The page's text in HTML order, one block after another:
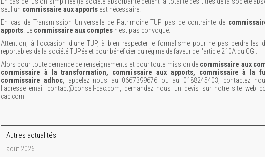
seul un commissaire aux apports est nécessaire.
En cas de Transmission Universelle de Patrimoine TUP pas de contrainte de
apports . Le commissaire aux comptes n'est pas convoqué.
Attention, à l'occasion d'une TUP, à bien respecter le formalisme pour ne pas perdre les
reportables de la société TUPée et pour bénéficier du régime de faveur de l'article 210A du CGI.
Alors pour toute demande de renseignements et pour toute mission de commissaire aux
commissaire à la transformation, commissaire aux apports, commissaire à la
commissaire adhoc , appelez nous au 0667399676 ou au 0188245403, contactez
l'adresse email contact@conseil-cac.com, demandez nous un devis sur notre site web
cac.com
Autres actualités
août 2026